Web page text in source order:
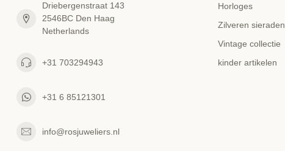
Driebergenstraat 143
2546BC Den Haag
Netherlands
+31 703294943
+31 6 85121301
info@rosjuweliers.nl
Horloges
Zilveren sieraden
Vintage collectie
kinder artikelen